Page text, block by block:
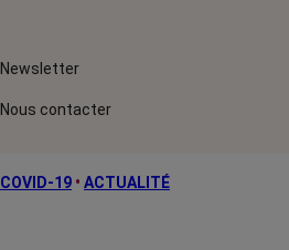
Newsletter
Nous contacter
COVID-19 • ACTUALITÉ